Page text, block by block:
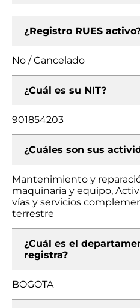
¿Registro RUES
No / Cancelado
¿Cuál es su NIT?
901854203
¿Cuáles son sus
Mantenimiento y
maquinaria y equipo,
vías y servicios
terrestre
¿Cuál es el
registra?
BOGOTA